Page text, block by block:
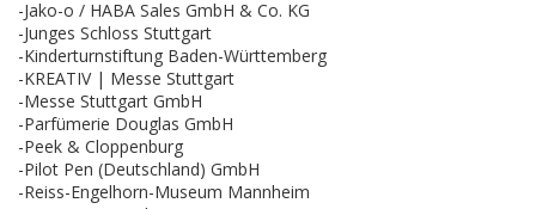
-Jako-o / HABA Sales GmbH & Co. KG
-Junges Schloss Stuttgart
-Kinderturnstiftung Baden-Württemberg
-KREATIV | Messe Stuttgart
-Messe Stuttgart GmbH
-Parfümerie Douglas GmbH
-Peek & Cloppenburg
-Pilot Pen (Deutschland) GmbH
-Reiss-Engelhorn-Museum Mannheim